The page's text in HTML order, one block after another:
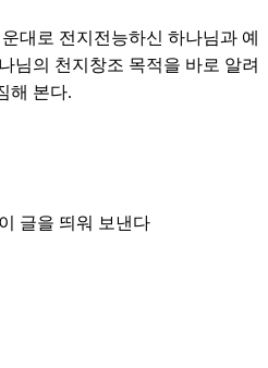
대로 전지전능하신 하나님과 예
님의 천지창조 목적을 바로 알려
해 본다.
글을 띄워 보낸다